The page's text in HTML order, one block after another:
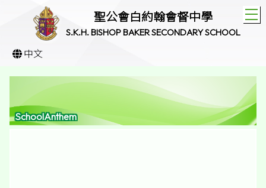
聖公會白約翰會督中學
S.K.H. BISHOP BAKER SECONDARY SCHOOL
中文
SchoolAnthem